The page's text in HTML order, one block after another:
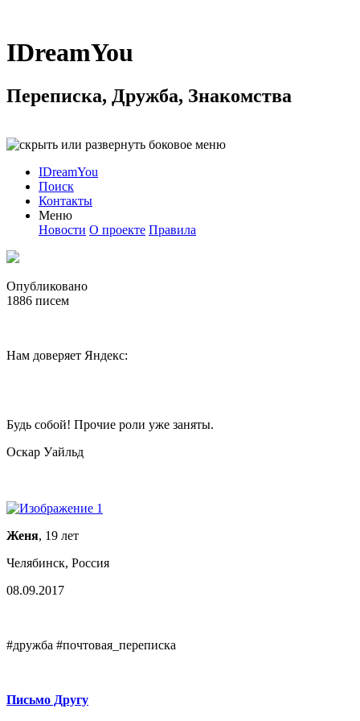
IDreamYou
Переписка, Дружба, Знакомства
IDreamYou
Поиск
Контакты
Меню
Новости О проекте Правила
Опубликовано
1886 писем
Нам доверяет Яндекс:
Будь собой! Прочие роли уже заняты.
Оскар Уайльд
Женя, 19 лет
Челябинск, Россия
08.09.2017
#дружба #почтовая_переписка
Письмо Другу